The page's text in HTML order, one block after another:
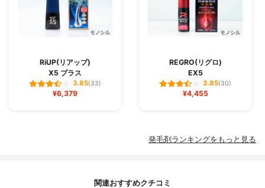
RiUP(リアップ)
X5 プラス
3.85(33)
¥6,379
REGRO(リグロ)
EX5
3.85(30)
¥4,455
発毛剤ランキングをもっと見る
関連おすすめクチコミ